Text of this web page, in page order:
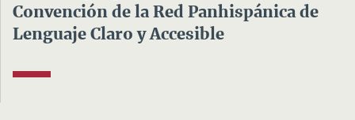
Convención de la Red Panhispánica de
Lenguaje Claro y Accesible